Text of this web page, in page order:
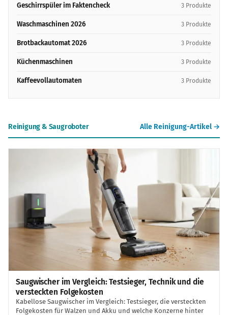
Geschirrspüler im Faktencheck 3 Produkte
Waschmaschinen 2026 3 Produkte
Brotbackautomat 2026 3 Produkte
Küchenmaschinen 3 Produkte
Kaffeevollautomaten 3 Produkte
Reinigung & Saugroboter Alle Reinigung-Artikel →
Saugwischer im Vergleich: Testsieger, Technik und die
versteckten Folgekosten
Kabellose Saugwischer im Vergleich: Testsieger, die versteckten
Folgekosten für Walzen und Akku und welche Konzerne hinter